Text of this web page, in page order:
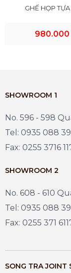
GHẾ HỌP
980.000
SHOWROOM 1
No. 596 - 598
Tel: 0935 088
Fax: 0255 3716
SHOWROOM 2
No. 608 - 610
Tel: 0935 088
Fax: 0255 371
SONG TRA JOINT